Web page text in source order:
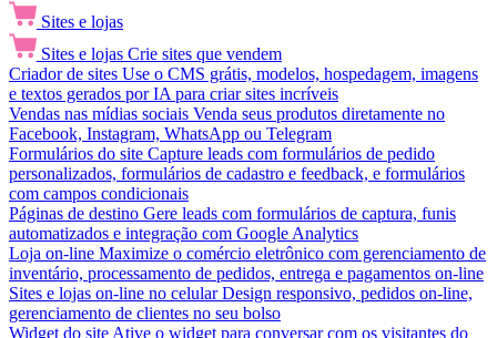
Sites e lojas
Sites e lojas Crie sites que vendem
Criador de sites Use o CMS grátis, modelos, hospedagem, imagens
e textos gerados por IA para criar sites incríveis
Vendas nas mídias sociais Venda seus produtos diretamente no
Facebook, Instagram, WhatsApp ou Telegram
Formulários do site Capture leads com formulários de pedido
personalizados, formulários de cadastro e feedback, e formulários
com campos condicionais
Páginas de destino Gere leads com formulários de captura, funis
automatizados e integração com Google Analytics
Loja on-line Maximize o comércio eletrônico com gerenciamento de
inventário, processamento de pedidos, entrega e pagamentos on-line
Sites e lojas on-line no celular Design responsivo, pedidos on-line,
gerenciamento de clientes no seu bolso
Widget do site Ative o widget para conversar com os visitantes do